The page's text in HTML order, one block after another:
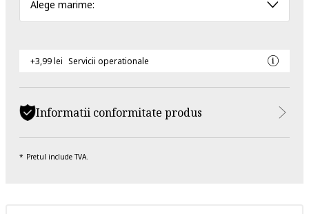
Alege marime:
+3,99 lei Servicii operationale
Informatii conformitate produs
Pretul include TVA.